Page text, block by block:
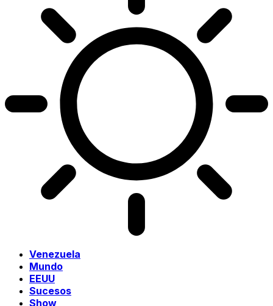
Venezuela
Mundo
EEUU
Sucesos
Show